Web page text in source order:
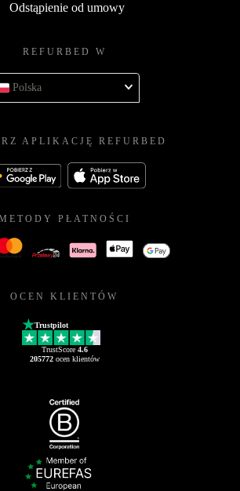
Odstąpienie od umowy
REFURBED W
Polska
APLIKACJĘ REFURBED
PŁATNOŚCI
OCEN KLIENTÓW
Trustpilot
TrustScore 4.6
205772ocen klientów